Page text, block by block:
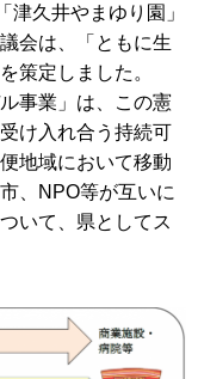
久井やまゆり園」
会は、「ともに生
策定しました。
事業」は、この憲
け入れ合う持続可
地域において移動
、NPO等が互いに
いて、県としてス